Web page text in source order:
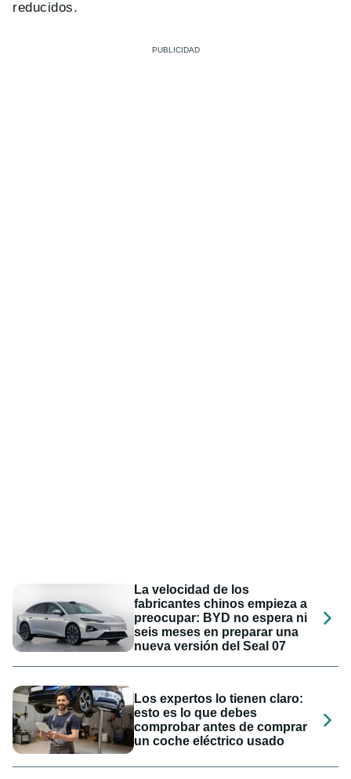
reducidos.
La velocidad de los
fabricantes chinos empieza a
preocupar: BYD no espera ni
seis meses en preparar una
nueva versión del Seal 07
Los expertos lo tienen claro:
esto es lo que debes
comprobar antes de comprar
un coche eléctrico usado